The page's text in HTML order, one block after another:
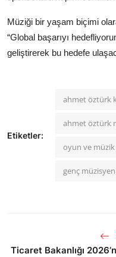
Müziği bir yaşam biçimi
“Global başarıyı
geliştirerek bu hedefe
Etiketler:
ahmet öztürk
ahmet öztürk
oyun ve
genç
Ticaret Bakanlığı